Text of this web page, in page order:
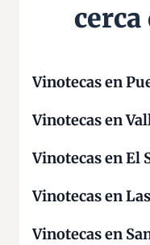
n
e
P
n
Vinotecas en
Vinotecas en
Vinotecas en El
Vinotecas en
Vinotecas en